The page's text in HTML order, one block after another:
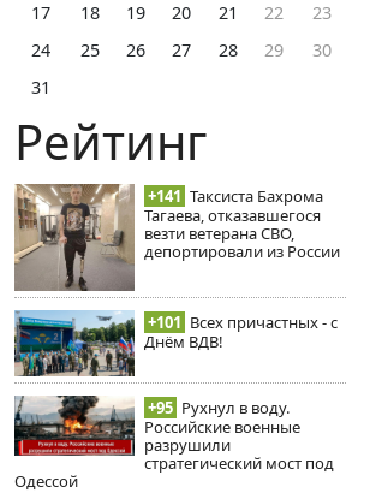
17
18 19 20 21 22
23
24
25 26 27 28 29
30
31
Рейтинг
+141 Таксиста Бахрома
Тагаева, отказавшегося
везти ветерана СВО,
депортировали из России
+101 Всех причастных - с
Днём ВДВ!
+95 Рухнул в воду.
Российские военные
разрушили
стратегический мост под
Одессой